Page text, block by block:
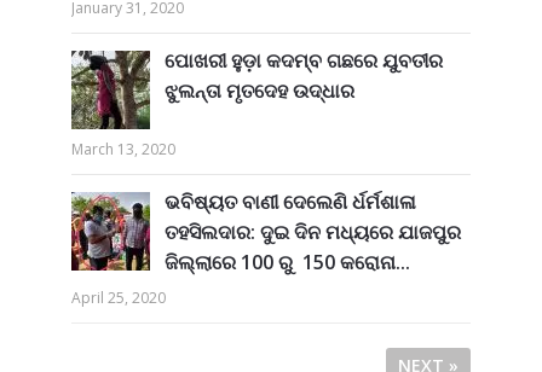
January 31, 2020
ପୋଖରୀ ହୁଡ଼ା କଦମ୍ବ ଗଛରେ ଯୁବତୀର
ଝୁଲନ୍ତା ମୃତଦେହ ଉଦ୍ଧାର
March 13, 2020
ଭବିଷ୍ୟତ ବାଣୀ ଦେଲେଣି ର୍ଧର୍ମଶାଳା
ତହସିଲଦାର: ଦୁଇ ଦିନ ମଧ୍ୟରେ ଯାଜପୁର
ଜିଲ୍ଲାରେ 100 ରୁ 150 କରୋନା...
April 25, 2020
NEXT »